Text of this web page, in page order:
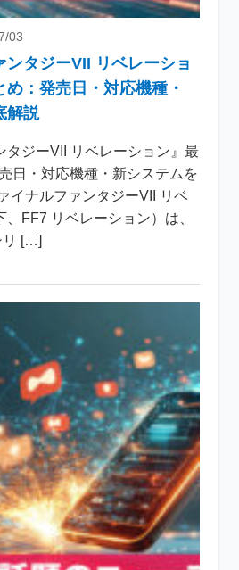
03
ンタジーVII リベレーショ
め：発売日・対応機種・
解説
タジーVII リベレーション』最
日・対応機種・新システムを
イナルファンタジーVII リベ
、FF7 リベレーション）は、
リ […]